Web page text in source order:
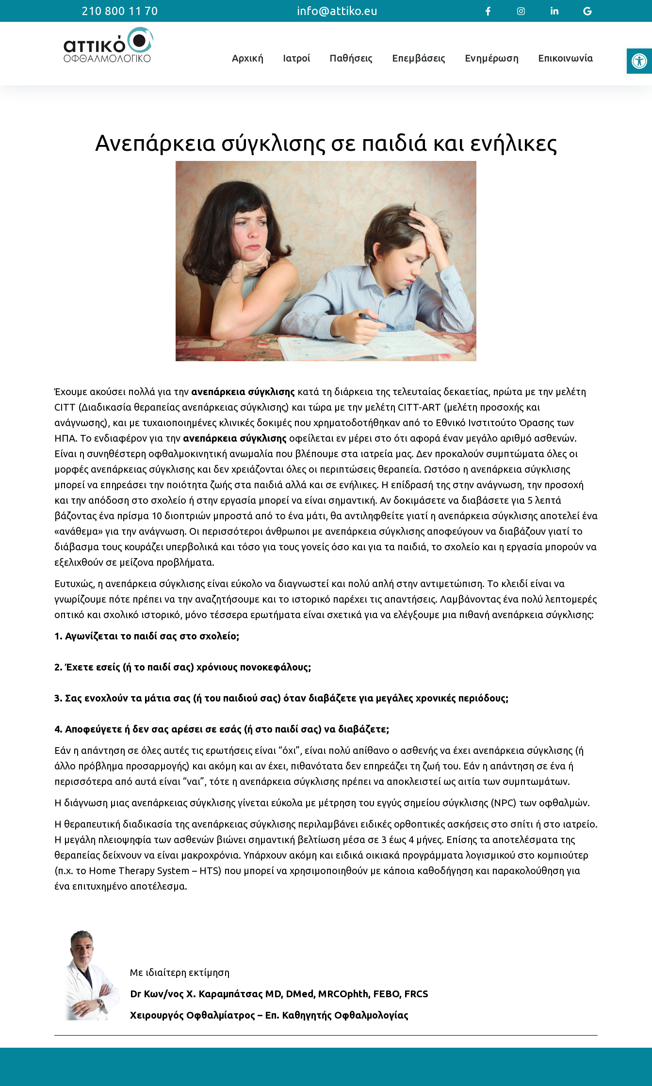
210 800 11 70 info@attiko.eu
Αρχική Ιατροί Παθήσεις Επεμβάσεις Ενημέρωση Επικοινωνία
Ανεπάρκεια σύγκλισης σε παιδιά και ενήλικες
Έχουμε ακούσει πολλά για την ανεπάρκεια σύγκλισης κατά τη διάρκεια της τελευταίας δεκαετίας, πρώτα με την μελέτη
CITT (Διαδικασία θεραπείας ανεπάρκειας σύγκλισης) και τώρα με την μελέτη CITT-ART (μελέτη προσοχής και
ανάγνωσης), και με τυχαιοποιημένες κλινικές δοκιμές που χρηματοδοτήθηκαν από το Εθνικό Ινστιτούτο Όρασης των
ΗΠΑ. Το ενδιαφέρον για την ανεπάρκεια σύγκλισης οφείλεται εν μέρει στο ότι αφορά έναν μεγάλο αριθμό ασθενών.
Είναι η συνηθέστερη οφθαλμοκινητική ανωμαλία που βλέπουμε στα ιατρεία μας. Δεν προκαλούν συμπτώματα όλες οι
μορφές ανεπάρκειας σύγκλισης και δεν χρειάζονται όλες οι περιπτώσεις θεραπεία. Ωστόσο η ανεπάρκεια σύγκλισης
μπορεί να επηρεάσει την ποιότητα ζωής στα παιδιά αλλά και σε ενήλικες. Η επίδρασή της στην ανάγνωση, την προσοχή
και την απόδοση στο σχολείο ή στην εργασία μπορεί να είναι σημαντική. Αν δοκιμάσετε να διαβάσετε για 5 λεπτά
βάζοντας ένα πρίσμα 10 διοπτριών μπροστά από το ένα μάτι, θα αντιληφθείτε γιατί η ανεπάρκεια σύγκλισης αποτελεί ένα
«ανάθεμα» για την ανάγνωση. Οι περισσότεροι άνθρωποι με ανεπάρκεια σύγκλισης αποφεύγουν να διαβάζουν γιατί το
διάβασμα τους κουράζει υπερβολικά και τόσο για τους γονείς όσο και για τα παιδιά, το σχολείο και η εργασία μπορούν να
εξελιχθούν σε μείζονα προβλήματα.
Ευτυχώς, η ανεπάρκεια σύγκλισης είναι εύκολο να διαγνωστεί και πολύ απλή στην αντιμετώπιση. Το κλειδί είναι να
γνωρίζουμε πότε πρέπει να την αναζητήσουμε και το ιστορικό παρέχει τις απαντήσεις. Λαμβάνοντας ένα πολύ λεπτομερές
οπτικό και σχολικό ιστορικό, μόνο τέσσερα ερωτήματα είναι σχετικά για να ελέγξουμε μια πιθανή ανεπάρκεια σύγκλισης:
1. Αγωνίζεται το παιδί σας στο σχολείο;
2. Έχετε εσείς (ή το παιδί σας) χρόνιους πονοκεφάλους;
3. Σας ενοχλούν τα μάτια σας (ή του παιδιού σας) όταν διαβάζετε για μεγάλες χρονικές περιόδους;
4. Αποφεύγετε ή δεν σας αρέσει σε εσάς (ή στο παιδί σας) να διαβάζετε;
Εάν η απάντηση σε όλες αυτές τις ερωτήσεις είναι “όχι”, είναι πολύ απίθανο ο ασθενής να έχει ανεπάρκεια σύγκλισης (ή
άλλο πρόβλημα προσαρμογής) και ακόμη και αν έχει, πιθανότατα δεν επηρεάζει τη ζωή του. Εάν η απάντηση σε ένα ή
περισσότερα από αυτά είναι “ναι”, τότε η ανεπάρκεια σύγκλισης πρέπει να αποκλειστεί ως αιτία των συμπτωμάτων.
H διάγνωση μιας ανεπάρκειας σύγκλισης γίνεται εύκολα με μέτρηση του εγγύς σημείου σύγκλισης (NPC) των οφθαλμών.
Η θεραπευτική διαδικασία της ανεπάρκειας σύγκλισης περιλαμβάνει ειδικές ορθοπτικές ασκήσεις στο σπίτι ή στο ιατρείο.
Η μεγάλη πλειοψηφία των ασθενών βιώνει σημαντική βελτίωση μέσα σε 3 έως 4 μήνες. Επίσης τα αποτελέσματα της
θεραπείας δείχνουν να είναι μακροχρόνια. Υπάρχουν ακόμη και ειδικά οικιακά προγράμματα λογισμικού στο κομπιούτερ
(π.χ. το Home Therapy System – HTS) που μπορεί να χρησιμοποιηθούν με κάποια καθοδήγηση και παρακολούθηση για
ένα επιτυχημένο αποτέλεσμα.
Με ιδιαίτερη εκτίμηση
Dr Κων/νος Χ. Καραμπάτσας MD, DMed, MRCOphth, FEBO, FRCS
Χειρουργός Οφθαλμίατρος – Επ. Καθηγητής Οφθαλμολογίας